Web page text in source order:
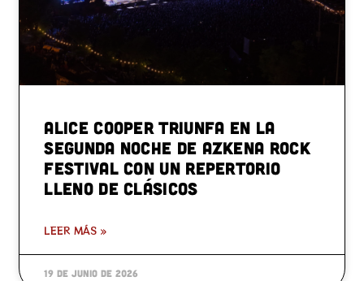
Alice Cooper triunfa en la
segunda noche de Azkena Rock
Festival con un repertorio
lleno de clásicos
LEER MÁS »
19 de junio de 2026